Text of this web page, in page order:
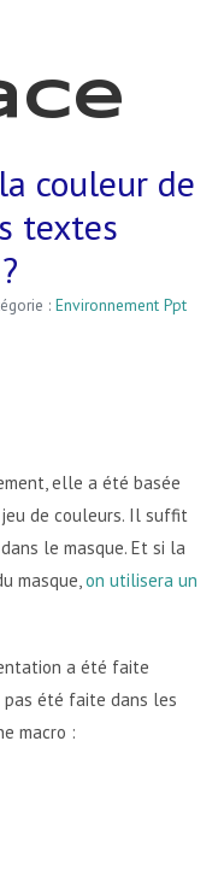
couleur de
textes
: Environnement Ppt
elle a été basée
jeu de couleurs. Il suffit
le masque. Et si la
masque,on utilisera un
a été faite
pas été faite dans les
macro :